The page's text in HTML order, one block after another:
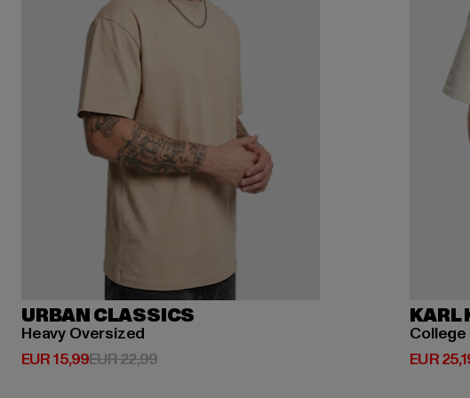
URBAN CLASSICS
Heavy Oversized
EUR 15,99
Huidige prijs: EUR 15,99
EUR 22,99Actieprijs: EUR 22,99
KARL
EUR
Huidige